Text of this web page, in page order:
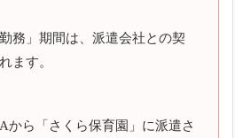
務」期間は、派遣会社との契
ます。
から「さくら保育園」に派遣さ